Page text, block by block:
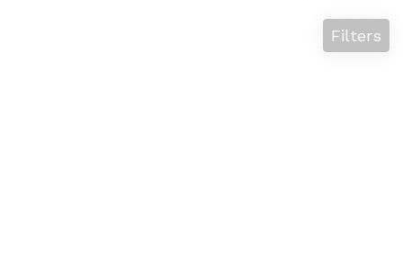
Filters